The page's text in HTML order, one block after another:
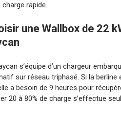
charge rapide.
une Wallbox de 22
s’équipe d’un chargeur
sur réseau triphasé. Si la berline
a besoin de 9 heures pour
20 à 80% de charge s’effectue